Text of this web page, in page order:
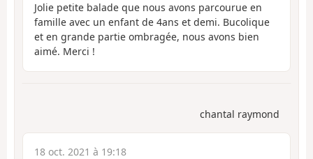
Jolie petite balade que nous avons parcourue en
famille avec un enfant de 4ans et demi. Bucolique
et en grande partie ombragée, nous avons bien
aimé. Merci !
chantal raymond
18 oct. 2021 à 19:18